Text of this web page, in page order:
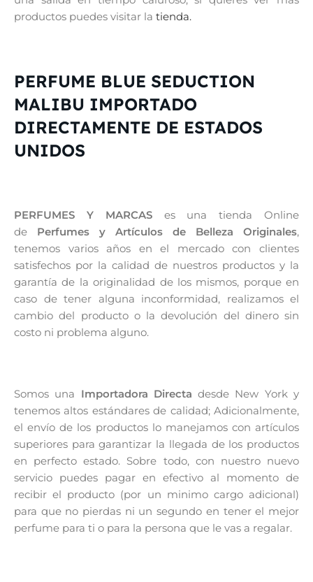
productos puedes visitar la tienda.
PERFUME BLUE SEDUCTION
MALIBU IMPORTADO
DIRECTAMENTE DE ESTADOS
UNIDOS
PERFUMES Y MARCASes una tienda Online
de Perfumes y Artículos de Belleza Originales,
tenemos varios años en el mercado con clientes
satisfechos por la calidad de nuestros productos y la
garantía de la originalidad de los mismos, porque en
caso de tener alguna inconformidad, realizamos el
cambio del producto o la devolución del dinero sin
costo ni problema alguno.
Somos una Importadora Directa desde New York y
tenemos altos estándares de calidad; Adicionalmente,
el envío de los productos lo manejamos con artículos
superiores para garantizar la llegada de los productos
en perfecto estado. Sobre todo, con nuestro nuevo
servicio puedes pagar en efectivo al momento de
recibir el producto (por un minimo cargo adicional)
para que no pierdas ni un segundo en tener el mejor
perfume para ti o para la persona que le vas a regalar.